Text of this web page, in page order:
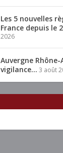
Les 5 nouvelles
France depuis le
2026
Auvergne Rhône-
vigilance… 3 août